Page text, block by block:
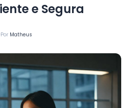
Por Matheus
e Segura